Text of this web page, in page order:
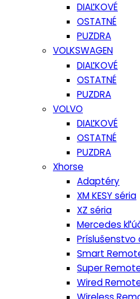
DIAĽKOVÉ
OSTATNÉ
PUZDRA
VOLKSWAGEN
DIAĽKOVÉ
OSTATNÉ
PUZDRA
VOLVO
DIAĽKOVÉ
OSTATNÉ
PUZDRA
Xhorse
Adaptéry
XM KESY séria
XZ séria
Mercedes
Príslušenstvo
Smart
Super
Wired